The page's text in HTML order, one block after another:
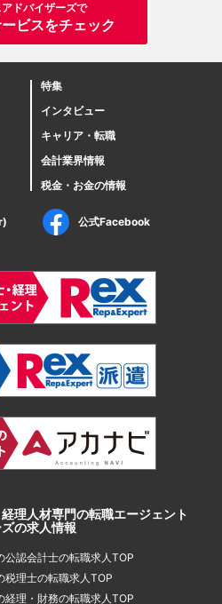
ドバイザーズで
ビスをチェック
特集
インタビュー
キャリア・転職
会計業界情報
税金・お金の情報
公式Facebook
理人材専門の転職エージェント
の求人情報
公認会計士の転職求人TOP
税理士の転職求人TOP
経理・財務の転職求人TOP